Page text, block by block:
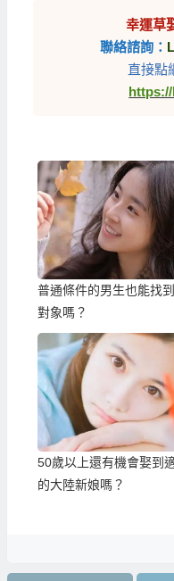
幸運草
聯絡諮詢：
直接點
普通條件的男生也能找
對象嗎？
50歲以上還有機會娶到
的大陸新娘嗎？